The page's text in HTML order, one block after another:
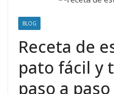
BLOG
Receta de
pato fácil y
paso a paso